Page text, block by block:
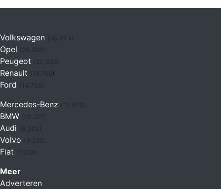
Volkswagen (30.624)
Opel
Peugeot
Renault (19.746)
Ford (14.756)
Mercedes-Benz
BMW
Audi
Volvo
Fiat (7.264)
Meer
Adverteren